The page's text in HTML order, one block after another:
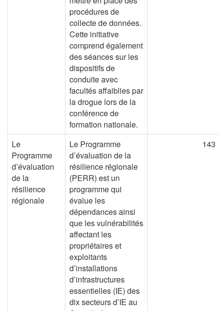
procédures de
collecte de données.
Cette initiative
comprend également
des séances sur les
dispositifs de
conduite avec
facultés affaiblies par
la drogue lors de la
conférence de
formation nationale.
Le
Programme
d’évaluation
de la
résilience
régionale
Le Programme
d’évaluation de la
résilience régionale
(PERR) est un
programme qui
évalue les
dépendances ainsi
que les vulnérabilités
affectant les
propriétaires et
exploitants
d’installations
d’infrastructures
essentielles (IE) des
dix secteurs d’IE au
143